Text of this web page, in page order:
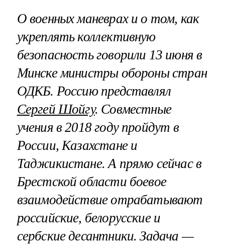
О военных маневрах и о том, как
укреплять коллективную
безопасность говорили 13 июня в
Минске министры обороны стран
ОДКБ. Россию представлял
Сергей Шойгу. Совместные
учения в 2018 году пройдут в
России, Казахстане и
Таджикистане. А прямо сейчас в
Брестской области боевое
взаимодействие отрабатывают
российские, белорусские и
сербские десантники. Задача —